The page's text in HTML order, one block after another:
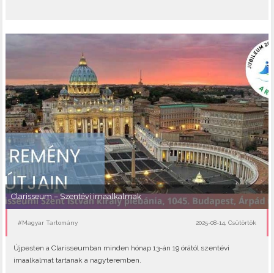
Clarisseum – Szentévi imaalkalmak
#Magyar Tartomány 2025-08-14, Csütörtök
Újpesten a Clarisseumban minden hónap 13-án 19 órától szentévi
imaalkalmat tartanak a nagyteremben.